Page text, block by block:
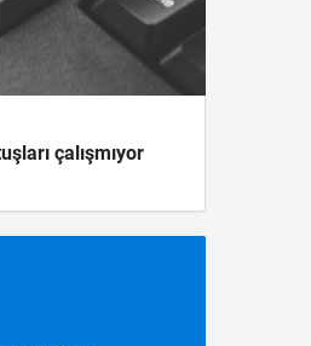
çalışmıyor